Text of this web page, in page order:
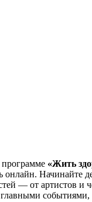
программе «Жить
онлайн. Начинайте
— от артистов и
главными